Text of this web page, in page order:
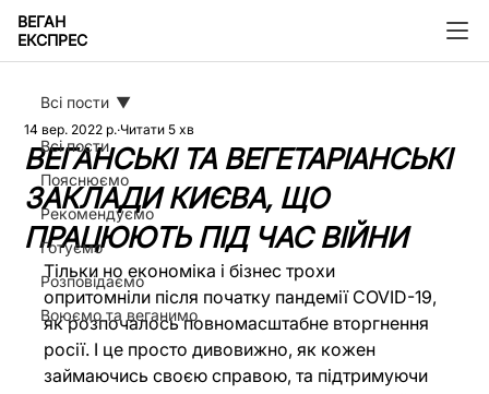
ВЕГАН
ЕКСПРЕС
Всі пости
Пояснюємо
Рекомендуємо
Готуємо
Розповідаємо
Воюємо та веганимо
Всі пости
ВЕГАНСЬКІ ТА ВЕГЕТАРІАНСЬКІ
ЗАКЛАДИ КИЄВА, ЩО
ПРАЦЮЮТЬ ПІД ЧАС ВІЙНИ
14 вер. 2022 р. Читати 5 хв
Тільки но економіка і бізнес трохи
опритомніли після початку пандемії COVID-19,
як розпочалось повномасштабне вторгнення
росії. І це просто дивовижно, як кожен
займаючись своєю справою, та підтримуючи